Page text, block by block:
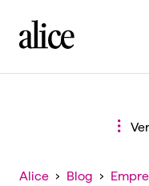
Alice › Blog ›